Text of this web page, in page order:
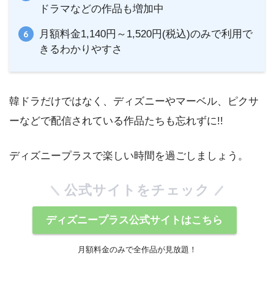
ドラマなどの作品も増加中
月額料金1,140円～1,520円(税込)のみで利用で
きるわかりやすさ
韓ドラだけではなく、ディズニーやマーベル、ピクサ
ーなどで配信されている作品たちも忘れずに!!
ディズニープラスで楽しい時間を過ごしましょう。
公式サイトをチェック
ディズニープラス公式サイトはこちら
月額料金のみで全作品が見放題！